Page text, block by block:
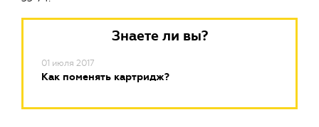
Знаете ли вы?
01 июля 2017
Как поменять картридж?